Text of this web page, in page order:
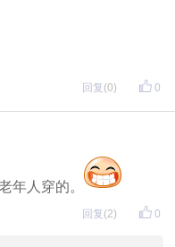
服装店。
0
回复 (0)
年人穿的。
0
回复 (2)